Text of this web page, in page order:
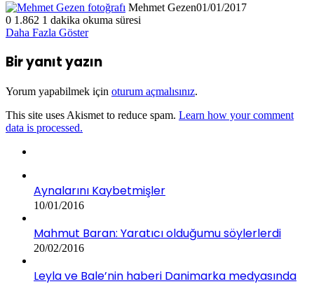
Mehmet Gezen01/01/2017
0 1.862 1 dakika okuma süresi
Daha Fazla Göster
Bir yanıt yazın
Yorum yapabilmek için oturum açmalısınız.
This site uses Akismet to reduce spam. Learn how your comment
data is processed.
Aynalarını Kaybetmişler
10/01/2016
Mahmut Baran: Yaratıcı olduğumu söylerlerdi
20/02/2016
Leyla ve Bale’nin haberi Danimarka medyasında